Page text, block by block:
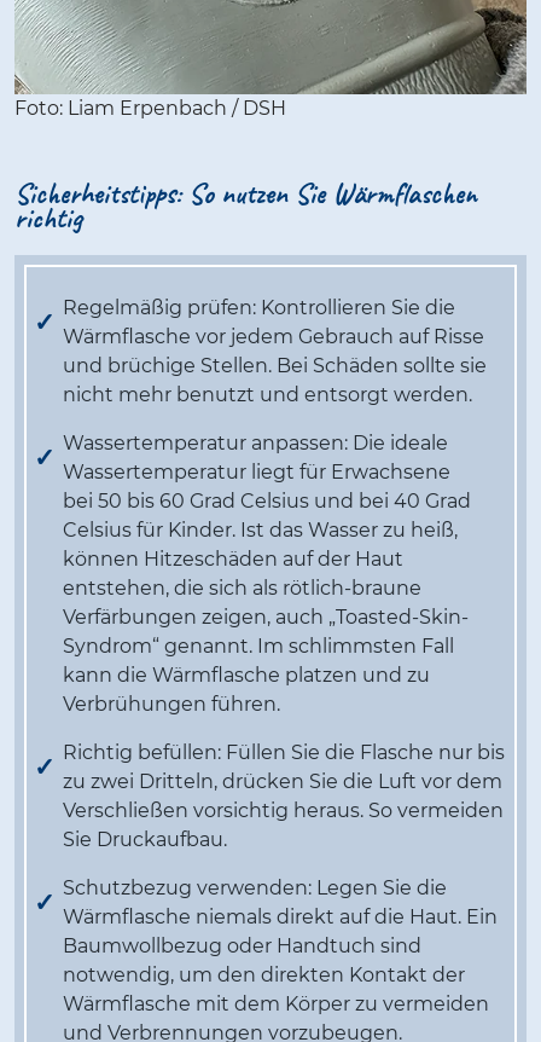
Foto: Liam Erpenbach / DSH
Sicherheitstipps: So nutzen Sie Wärmflaschen
richtig
Regelmäßig prüfen: Kontrollieren Sie die
Wärmflasche vor jedem Gebrauch auf Risse
und brüchige Stellen. Bei Schäden sollte sie
nicht mehr benutzt und entsorgt werden.
Wassertemperatur anpassen: Die ideale
Wassertemperatur liegt für Erwachsene
bei 50 bis 60 Grad Celsius und bei 40 Grad
Celsius für Kinder. Ist das Wasser zu heiß,
können Hitzeschäden auf der Haut
entstehen, die sich als rötlich-braune
Verfärbungen zeigen, auch „Toasted-Skin-
Syndrom“ genannt. Im schlimmsten Fall
kann die Wärmflasche platzen und zu
Verbrühungen führen.
Richtig befüllen: Füllen Sie die Flasche nur bis
zu zwei Dritteln, drücken Sie die Luft vor dem
Verschließen vorsichtig heraus. So vermeiden
Sie Druckaufbau.
Schutzbezug verwenden: Legen Sie die
Wärmflasche niemals direkt auf die Haut. Ein
Baumwollbezug oder Handtuch sind
notwendig, um den direkten Kontakt der
Wärmflasche mit dem Körper zu vermeiden
und Verbrennungen vorzubeugen.